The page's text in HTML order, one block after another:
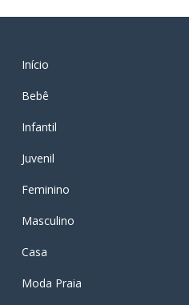
Início
Bebê
Infantil
Juvenil
Feminino
Masculino
Casa
Moda Praia